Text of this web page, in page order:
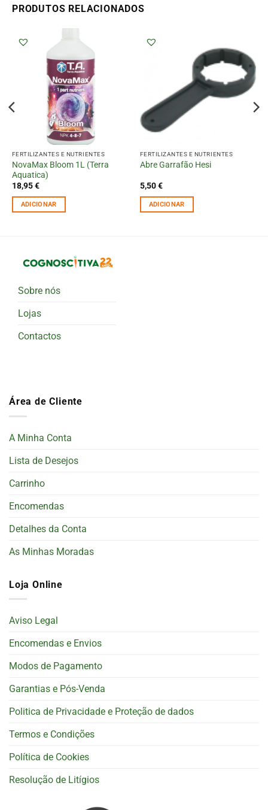
PRODUTOS RELACIONADOS
FERTILIZANTES E NUTRIENTES
NovaMax Bloom 1L (Terra
Aquatica)
18,95€
ADICIONAR
FERTILIZANTES E NUTRIENTES
Abre Garrafão Hesi
5,50€
ADICIONAR
Sobre nós
Lojas
Contactos
Área de Cliente
A Minha Conta
Lista de Desejos
Carrinho
Encomendas
Detalhes da Conta
As Minhas Moradas
Loja Online
Aviso Legal
Encomendas e Envios
Modos de Pagamento
Garantias e Pós-Venda
Politica de Privacidade e Proteção de dados
Termos e Condições
Política de Cookies
Resolução de Litígios